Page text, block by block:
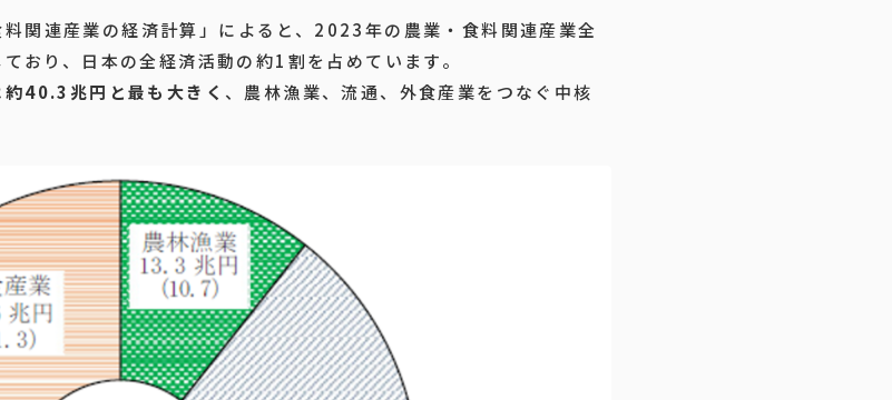
関連産業の経済計算」によると、2023年の農業・食料関連産業全
おり、日本の全経済活動の約1割を占めています。
40.3兆円と最も大きく 、農林漁業、流通、外食産業をつなぐ中核